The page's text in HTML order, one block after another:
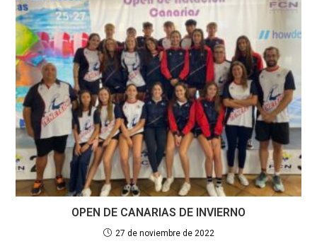
OPEN DE CANARIAS DE INVIERNO
27 de noviembre de 2022